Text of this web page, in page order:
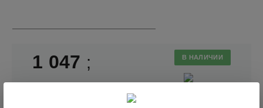
1 047 ; В НАЛИЧИИ